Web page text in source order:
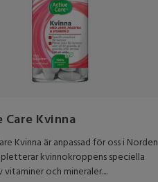
Kvinna
Kvinna är anpassad för oss i Norden
kvinnokroppens speciella
vitaminer och mineraler....